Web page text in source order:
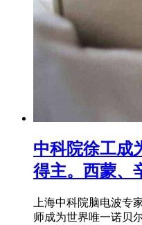
中科院徐工成
得主。西蒙、
上海中科院脑电波专
师成为世界唯一诺贝